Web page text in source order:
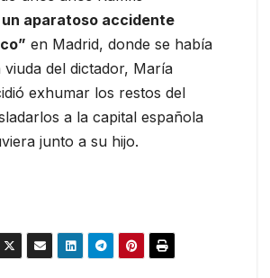
aparatoso accidente
en Madrid, donde se había
viuda del dictador, María
exhumar los restos del
a la capital española
junto a su hijo.